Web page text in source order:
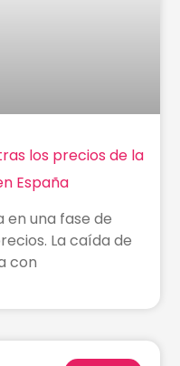
los precios de la
España
en una fase de
La caída de
con